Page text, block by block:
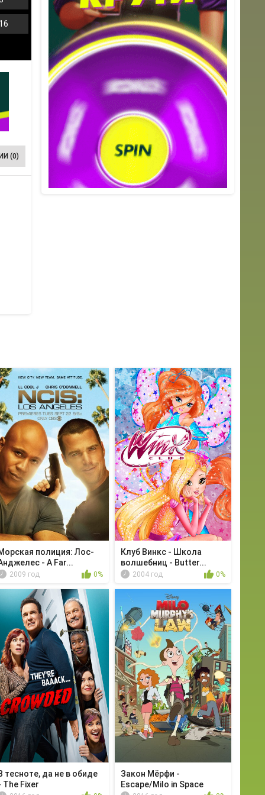
(0)
полиция: Лос-
- A Far...
2009 год 0%
Клуб Винкс - Школа
волшебниц - Butter...
2004 год 0%
тесноте, да не в обиде
The Fixer
Закон Мёрфи -
Escape/Milo in Space